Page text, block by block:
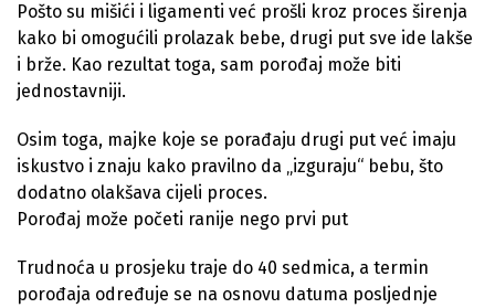
Pošto su mišići i ligamenti već prošli kroz proces širenja
kako bi omogućili prolazak bebe, drugi put sve ide lakše
i brže. Kao rezultat toga, sam porođaj može biti
jednostavniji.
Osim toga, majke koje se porađaju drugi put već imaju
iskustvo i znaju kako pravilno da „izguraju“ bebu, što
dodatno olakšava cijeli proces.
Porođaj može početi ranije nego prvi put
Trudnoća u prosjeku traje do 40 sedmica, a termin
porođaja određuje se na osnovu datuma posljednje